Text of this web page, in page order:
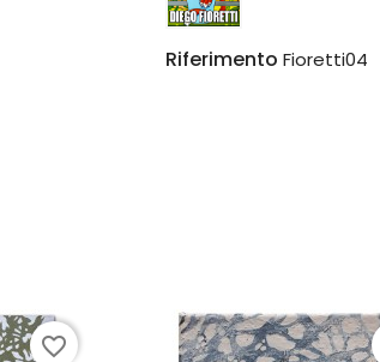
Riferimento Fioretti04
favorite_border